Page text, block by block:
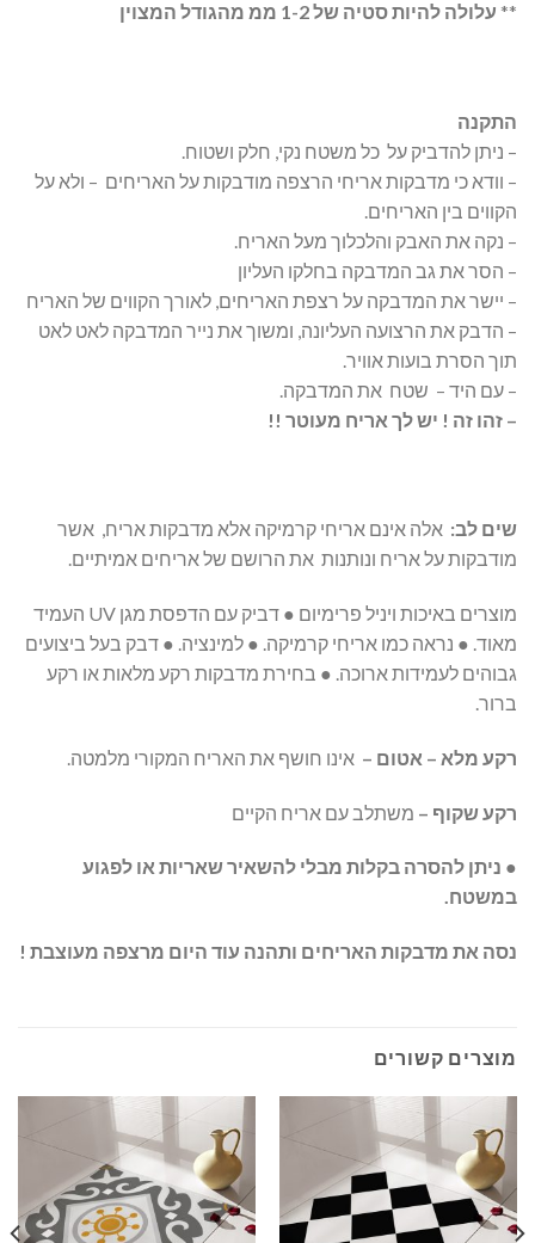
** עלולה להיות סטיה של 1-2 ממ מהגודל המצוין
התקנה
– ניתן להדביק על כל משטח נקי, חלק ושטוח.
– וודא כי מדבקות אריחי הרצפה מודבקות על האריחים – ולא על
הקווים בין האריחים.
– נקה את האבק והלכלוך מעל האריח.
– הסר את גב המדבקה בחלקו העליון
– יישר את המדבקה על רצפת האריחים, לאורך הקווים של האריח
– הדבק את הרצועה העליונה, ומשוך את נייר המדבקה לאט לאט
תוך הסרת בועות אוויר.
– עם היד – שטח את המדבקה.
– זהו זה ! יש לך אריח מעוטר !!
שים לב: אלה אינם אריחי קרמיקה אלא מדבקות אריח, אשר
מודבקות על אריח ונותנות את הרושם של אריחים אמיתיים.
מוצרים באיכות ויניל פרימיום ● דביק עם הדפסת מגן UV העמיד
מאוד. ● נראה כמו אריחי קרמיקה. ● למינציה. ● דבק בעל ביצועים
גבוהים לעמידות ארוכה. ● בחירת מדבקות רקע מלאות או רקע
ברור.
רקע מלא – אטום – אינו חושף את האריח המקורי מלמטה.
רקע שקוף – משתלב עם אריח הקיים
● ניתן להסרה בקלות מבלי להשאיר שאריות או לפגוע
במשטח.
נסה את מדבקות האריחים ותהנה עוד היום מרצפה מעוצבת !
מוצרים קשורים